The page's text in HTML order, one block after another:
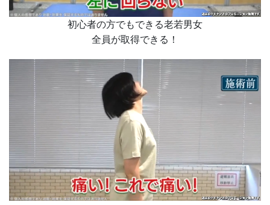
初心者の方でもできる老若男女
全員が取得できる！